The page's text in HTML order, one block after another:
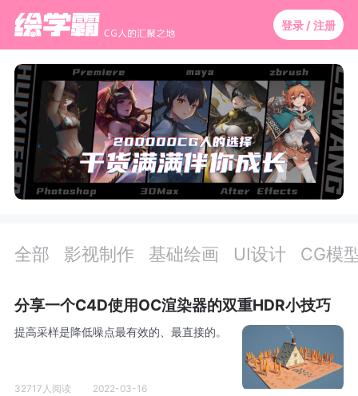
登录 / 注册
全部 影视制作 基础绘画 UI设计 CG模
分享一个C4D使用OC渲染器的双重HDR小技巧
提高采样是降低噪点最有效的、最直接的。
32717人阅读 2022-03-16